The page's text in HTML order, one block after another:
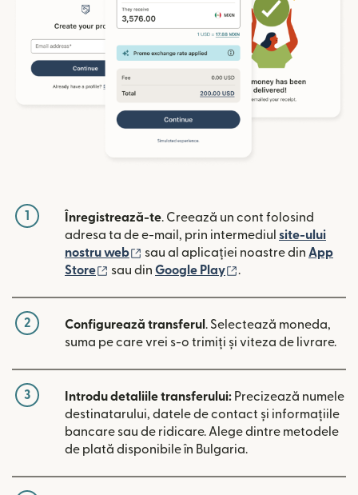
1 Înregistrează-te. Creează un cont folosind
adresa ta de e-mail, prin intermediul site-ului
nostru web
(se deschide într-o fereastră nouă)
sau al aplicației noastre din App
Store
(se deschide într-o fereastră nouă)
sau din Google Play (se deschide într-o
.
2 Configurează transferul . Selectează moneda,
suma pe care vrei s-o trimiți și viteza de livrare.
3 Introdu detaliile transferului: Precizează numele
destinatarului, datele de contact și informațiile
bancare sau de ridicare. Alege dintre metodele
de plată disponibile în Bulgaria.